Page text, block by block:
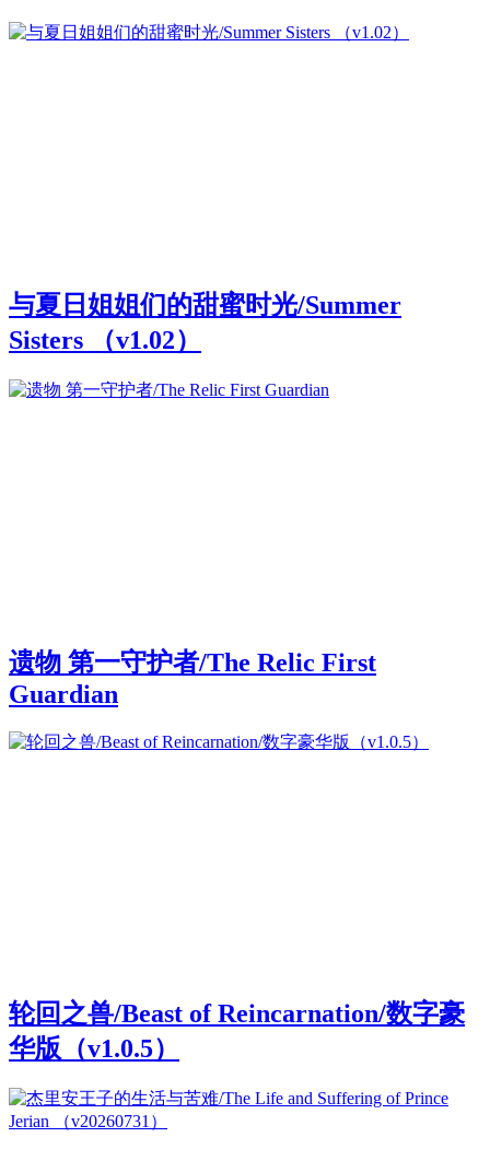
与夏日姐姐们的甜蜜时光/Summer
Sisters （v1.02）
遗物 第一守护者/The Relic First
Guardian
轮回之兽/Beast of Reincarnation/数字豪
华版（v1.0.5）